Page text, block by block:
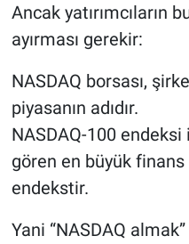
Ancak yatırımcıların
ayırması gerekir:
NASDAQ borsası,
piyasanın adıdır.
NASDAQ-100 endeksi
gören en büyük finans
endekstir.
Yani “NASDAQ